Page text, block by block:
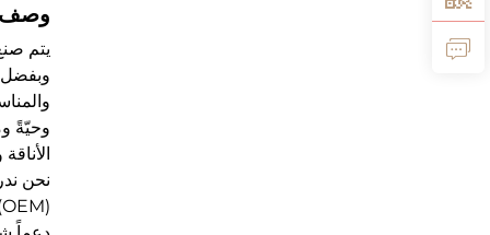
وصف
يتم
وبفضل
وحيّةً
نحن